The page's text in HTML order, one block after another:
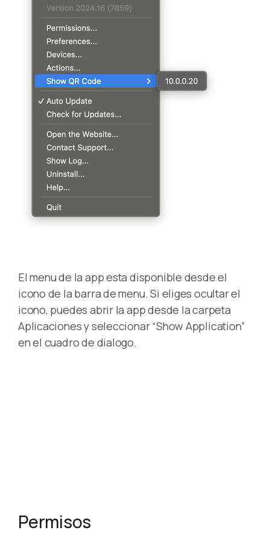
El menu de la app esta disponible desde el
icono de la barra de menu. Si eliges ocultar el
icono, puedes abrir la app desde la carpeta
Aplicaciones y seleccionar “Show Application”
en el cuadro de dialogo.
Permisos